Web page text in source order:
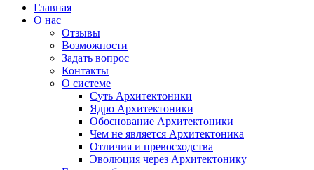
Главная
О нас
Отзывы
Возможности
Задать вопрос
Контакты
О системе
Суть Архитектоники
Ядро Архитектоники
Обоснование Архитектоники
Чем не является Архитектоника
Отличия и превосходства
Эволюция через Архитектонику